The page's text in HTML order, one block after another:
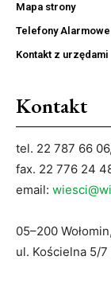
Mapa strony
Telefony Alarmowe
Kontakt z urzędami
Kontakt
tel. 22 787 66
fax. 22 776 24
email:
05–200 Wołomin,
ul. Kościelna 5/